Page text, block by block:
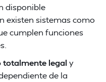
disponible
existen sistemas como
cumplen funciones
totalmente legal y
de la